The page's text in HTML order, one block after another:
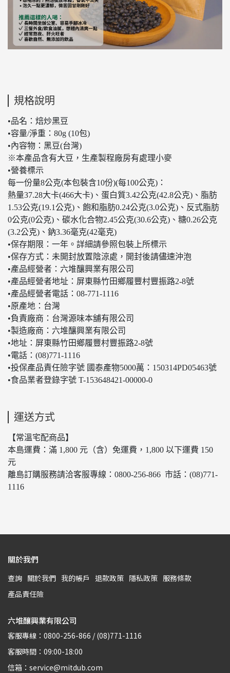
規格說明
•品名：焙炒黑豆
•容量/淨重：80g (10包)
•內容物：黑豆(台灣)
※本產品含有大豆，生產製程廠房有處理小麥
•營養標示
每一份量8公克(本包裝含10份)(每100公克)：
熱量37.28大卡(466大卡)、蛋白質3.42公克(42.8公克)、脂肪
1.53公克(19.1公克)、飽和脂肪0.24公克(3.0公克)、反式脂肪
0公克(0公克)、碳水化合物2.45公克(30.6公克)、糖0.26公克
(3.2公克)、鈉3.36毫克(42毫克)
•保存期限：一年。詳細請參照包裝上所標示
•保存方式：未開封放置陰涼處，開封後請儘速沖泡
•產品經營者：六堆釀興業有限公司
•產品經營者地址：屏東縣竹田鄉履豐村豐振路2-8號
•產品經營者電話：08-771-1116
•原產地：台灣
•負責廠商：台灣源味本舖有限公司
•製造廠商：六堆釀興業有限公司
•地址：屏東縣竹田鄉履豐村豐振路2-8號
•電話：(08)771-1116
•投保產品責任險字號 國泰產物5000萬：150314PD05463號
•食品業者登錄字號 T-153648421-00000-0
運送方式
【常溫宅配商品】
本島運費：滿 1,800 元（含）免運費，1,800 以下運費 150
元
離島訂購服務請洽客服專線： 0800-256-866 市話：(08)771-
1116
關於我們
查詢 關於我們 我的帳戶 退款政策 隱私政策 服務條款
產品責任險
六堆釀興業有限公司
客服專線：0800-256-866 / (08)771-1116
客服時間：09:00-18:00
信箱：service@mitdub.com